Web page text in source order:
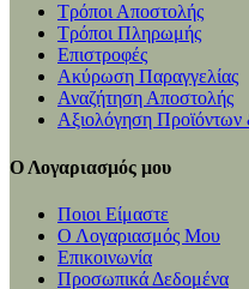
Τρόποι Αποστολής
Τρόποι Πληρωμής
Επιστροφές
Ακύρωση Παραγγελίας
Αναζήτηση Αποστολής
Αξιολόγηση
Ο Λογαριασμός μου
Ποιοι Είμαστε
Ο Λογαριασμός Μου
Επικοινωνία
Προσωπικά Δεδομένα